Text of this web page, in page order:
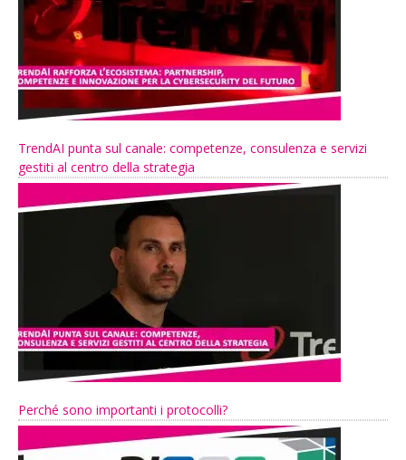
TrendAI punta sul canale: competenze, consulenza e servizi
gestiti al centro della strategia
Perché sono importanti i protocolli?